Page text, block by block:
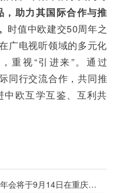
助力其国际合作与推
时值中欧建交50周年之
广电视听领域的多元化
重视“引进来”。通过
同行交流合作，共同推
欧互学互鉴、互利共
于9月14日在重庆永川举行